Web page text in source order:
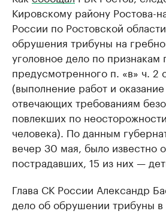
Кировскому району Ростова-
России по Ростовской
обрушения трибуны на
уголовное дело по признакам
предусмотренного п. «в» ч. 2
(выполнение работ и оказание
отвечающих требованиям
повлекших по
человека). По данным
вечер 30 мая, было известно
пострадавших, 15 из них —
Глава СК России Александр
дело об обрушении трибуны в